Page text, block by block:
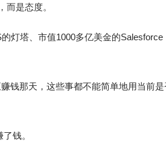
是态度。
灯塔、市值1000多亿美金的Salesforce
钱那天，这些事都不能简单地用当前是
钱。